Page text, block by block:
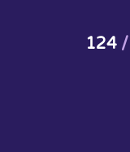
124/